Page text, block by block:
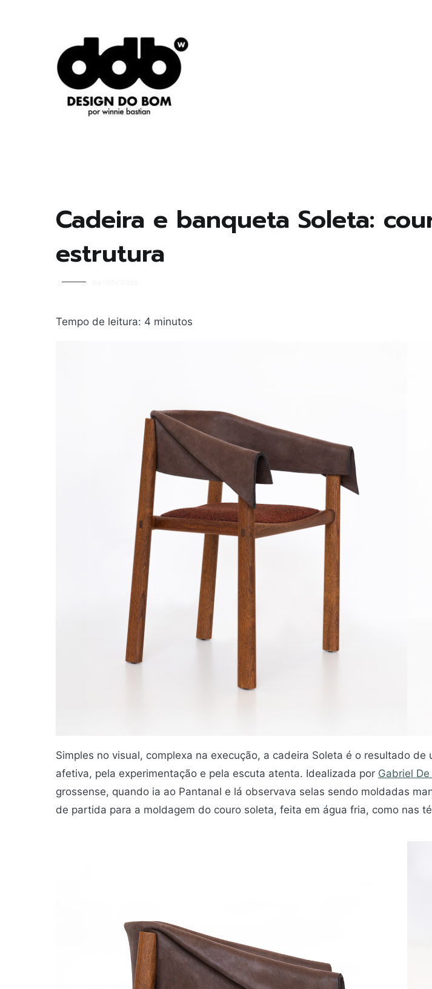
Cadeira e banqueta Soleta:
estrutura
04/06/2025
Tempo de leitura: 4 minutos
Simples no visual, complexa na execução, a cadeira Soleta é o resultado
afetiva, pela experimentação e pela escuta atenta. Idealizada por Gabriel
grossense, quando ia ao Pantanal e lá observava selas sendo moldadas
de partida para a moldagem do couro soleta, feita em água fria, como nas